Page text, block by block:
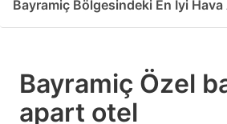
Bayramiç Bölgesindeki En İyi Hava
Bayramiç Özel
apart otel